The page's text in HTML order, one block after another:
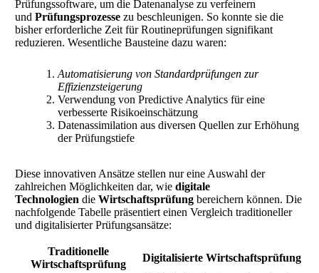
Prüfungssoftware, um die Datenanalyse zu verfeinern
und Prüfungsprozesse zu beschleunigen. So konnte sie die
bisher erforderliche Zeit für Routineprüfungen signifikant
reduzieren. Wesentliche Bausteine dazu waren:
Automatisierung von Standardprüfungen zur
Effizienzsteigerung
Verwendung von Predictive Analytics für eine
verbesserte Risikoeinschätzung
Datenassimilation aus diversen Quellen zur Erhöhung
der Prüfungstiefe
Diese innovativen Ansätze stellen nur eine Auswahl der
zahlreichen Möglichkeiten dar, wie digitale
Technologien die Wirtschaftsprüfung bereichern können. Die
nachfolgende Tabelle präsentiert einen Vergleich traditioneller
und digitalisierter Prüfungsansätze:
Traditionelle
Wirtschaftsprüfung
Digitalisierte Wirtschaftsprüfung